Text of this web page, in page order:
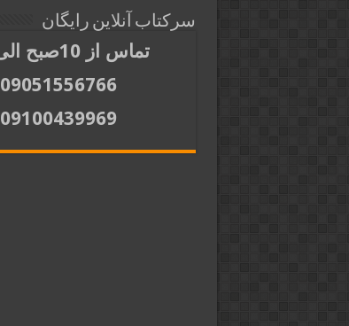
سرکتاب آنلاین رایگان
تماس از 10صبح الی 21
09051556766
09100439969